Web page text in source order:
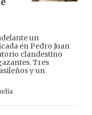
un
en Pedro Juan
clandestino
Tres
y un